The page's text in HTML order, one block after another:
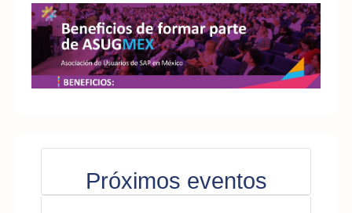
Próximos eventos